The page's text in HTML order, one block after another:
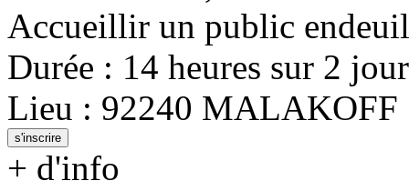
Accueillir un public
Durée : 14 heures sur 2
Lieu : 92240 MALAKOFF
s'inscrire
+ d'info